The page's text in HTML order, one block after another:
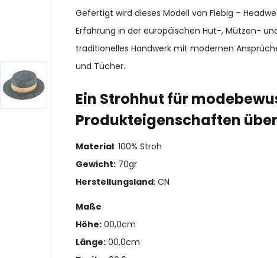
Gefertigt wird dieses Modell von Fiebig –
Erfahrung in der europäischen Hut-, Mützen-
traditionelles Handwerk mit modernen
und Tücher.
Ein Strohhut für
Produkteigenschaften
Material: 100% Stroh
Gewicht: 70gr
Herstellungsland: CN
Maße
Höhe: 00,0cm
Länge: 00,0cm